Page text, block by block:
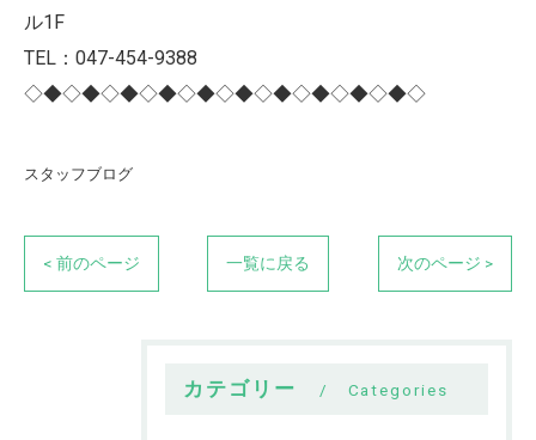
ル1F
TEL：047-454-9388
◇◆◇◆◇◆◇◆◇◆◇◆◇◆◇◆◇◆◇◆◇
スタッフブログ
< 前のページ 一覧に戻る 次のページ >
カテゴリー Categories